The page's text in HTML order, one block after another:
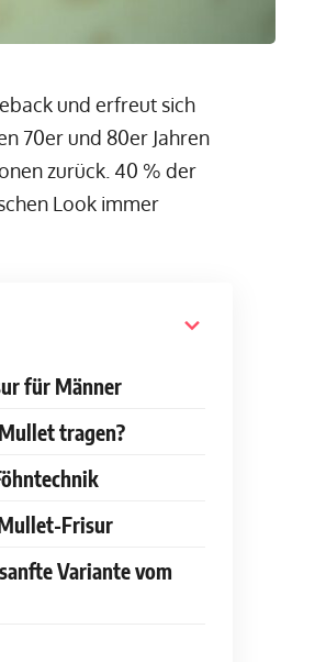
und erfreut sich
70er und 80er Jahren
zurück. 40 % der
Look immer
für Männer
tragen?
Frisur
Variante vom